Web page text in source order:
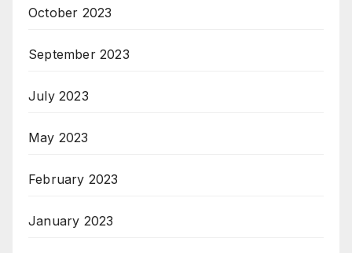
October 2023
September 2023
July 2023
May 2023
February 2023
January 2023